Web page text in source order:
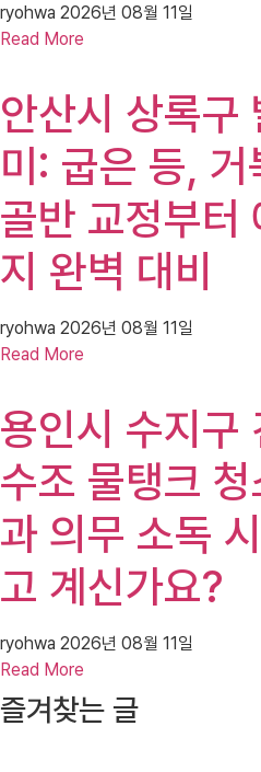
ryohwa 2026년 08월 11일
Read More
안산시 상록구
미: 굽은 등, 거
골반 교정부터
지 완벽 대비
ryohwa 2026년 08월 11일
Read More
용인시 수지구
수조 물탱크
과 의무 소독
고 계신가요?
ryohwa 2026년 08월 11일
Read More
즐겨찾는 글